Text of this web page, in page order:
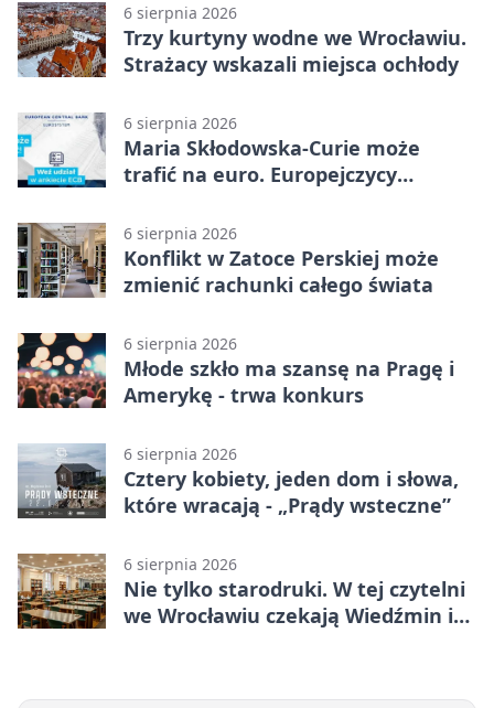
6 sierpnia 2026
Trzy kurtyny wodne we Wrocławiu.
Strażacy wskazali miejsca ochłody
6 sierpnia 2026
Maria Skłodowska-Curie może
trafić na euro. Europejczycy
6 sierpnia 2026
Konflikt w Zatoce Perskiej może
zmienić rachunki całego świata
6 sierpnia 2026
Młode szkło ma szansę na Pragę i
Amerykę - trwa konkurs
6 sierpnia 2026
Cztery kobiety, jeden dom i słowa,
które wracają - „Prądy wsteczne”
6 sierpnia 2026
Nie tylko starodruki. W tej czytelni
we Wrocławiu czekają Wiedźmin i